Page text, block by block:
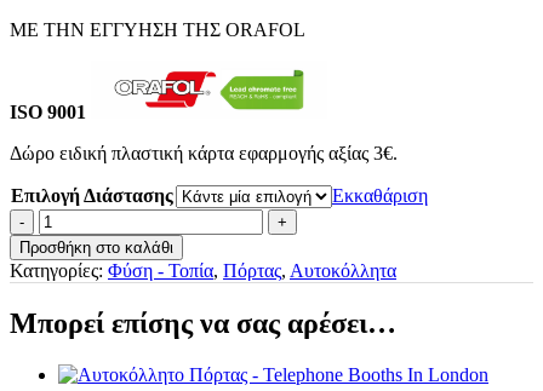
ΜΕ ΤΗΝ ΕΓΓΥΗΣΗ ΤΗΣ ORAFOL
ISO 9001
Δώρο ειδική πλαστική κάρτα εφαρμογής αξίας 3€.
Επιλογή Διάστασης
Εκκαθάριση
Αυτοκόλλητο
Πόρτας
-
Telephone
ποσότητα
Προσθήκη στο καλάθι
Κατηγορίες: Φύση - Τοπία, Πόρτας, Αυτοκόλλητα
Μπορεί επίσης να σας αρέσει…